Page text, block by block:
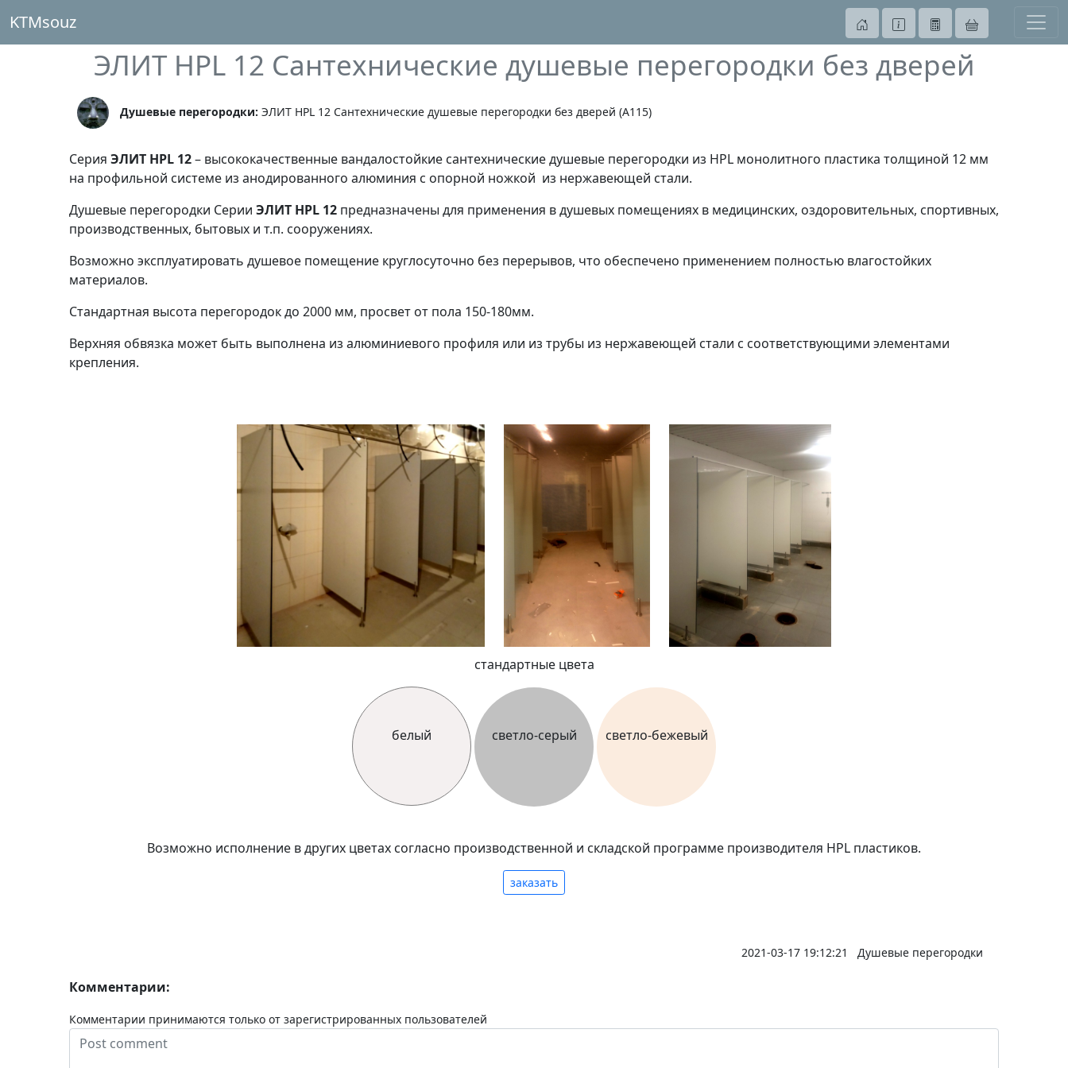
KTMsouz
ЭЛИТ HPL 12 Сантехнические душевые перегородки без дверей
Душевые перегородки: ЭЛИТ HPL 12 Сантехнические душевые перегородки без дверей (A115)
Серия ЭЛИТ HPL 12– высококачественные вандалостойкие сантехнические душевые перегородки из HPL монолитного пластика толщиной 12 мм
на профильной системе из анодированного алюминия с опорной ножкой из нержавеющей стали.
Душевые перегородки Серии ЭЛИТ HPL 12 предназначены для применения в душевых помещениях в медицинских, оздоровительных, спортивных,
производственных, бытовых и т.п. сооружениях.
Возможно эксплуатировать душевое помещение круглосуточно без перерывов, что обеспечено применением полностью влагостойких
материалов.
Стандартная высота перегородок до 2000 мм, просвет от пола 150-180мм.
Верхняя обвязка может быть выполнена из алюминиевого профиля или из трубы из нержавеющей стали с соответствующими элементами
крепления.
стандартные цвета
белый светло-серый светло-бежевый
Возможно исполнение в других цветах согласно производственной и складской программе производителя HPL пластиков.
заказать
2021-03-17 19:12:21 Душевые перегородки
Комментарии:
Комментарии принимаются только от зарегистрированных пользователей